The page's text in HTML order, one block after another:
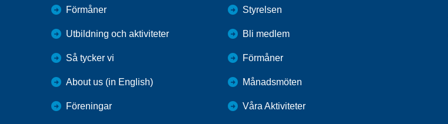
Förmåner
Utbildning och aktiviteter
Så tycker vi
About us (in English)
Föreningar
Styrelsen
Bli medlem
Förmåner
Månadsmöten
Våra Aktiviteter